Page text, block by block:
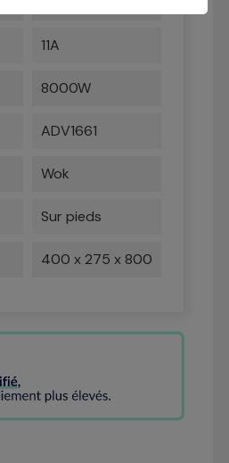
11A
8000W
ADV1661
Wok
Sur pieds
400 x 275 x 800